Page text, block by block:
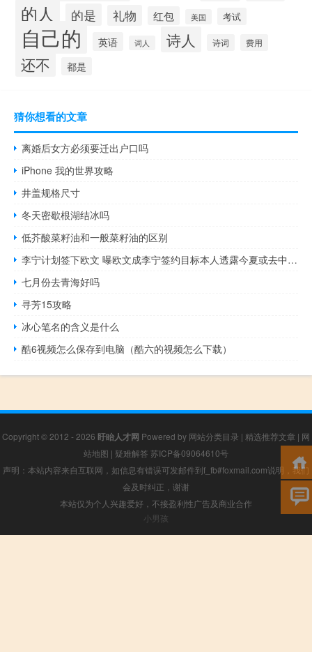
的人 的是 礼物 红包 美国 考试
自己的 英语 词人 诗人 诗词 费用
还不 都是
猜你想看的文章
离婚后女方必须要迁出户口吗
iPhone 我的世界攻略
井盖规格尺寸
冬天密歇根湖结冰吗
低芥酸菜籽油和一般菜籽油的区别
李宁计划签下欧文 曝欧文成李宁签约目标本人透露今夏或去中国休赛期获两份大合同
七月份去青海好吗
寻芳15攻略
冰心笔名的含义是什么
酷6视频怎么保存到电脑（酷六的视频怎么下载）
Copyright © 2012 - 2026 盱眙人才网 Powered by 网站分类目录 | 精选推荐文章 | 网
站地图 | 疑难解答 苏ICP备09064610号
声明：本站内容来自互联网，如信息有错误可发邮件到f_fb#foxmail.com说明，我们
会及时纠正，谢谢
本站仅为个人兴趣爱好，不接盈利性广告及商业合作
小男孩